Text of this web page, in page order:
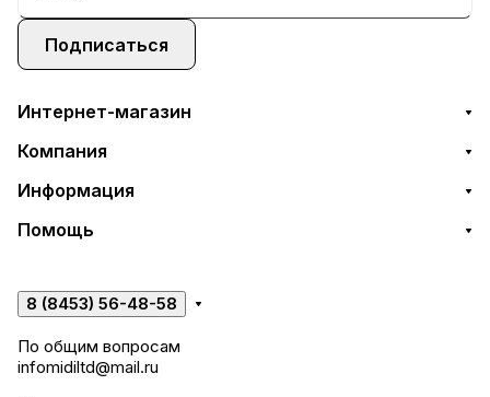
Подписаться
Интернет-магазин
Компания
Информация
Помощь
8 (8453) 56-48-58
По общим вопросам
infomidiltd@mail.ru